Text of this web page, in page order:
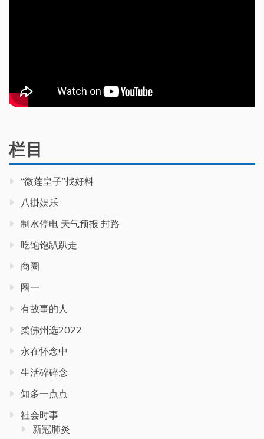
栏目
“微莲皇子”找好料
八掛娱乐
制水停电 天气预报 封路
吃饱饱趴趴走
商圈
圈一
有故事的人
柔佛州选2022
永在怀念中
生活碎碎念
知多一点点
社会时事
新冠肺炎